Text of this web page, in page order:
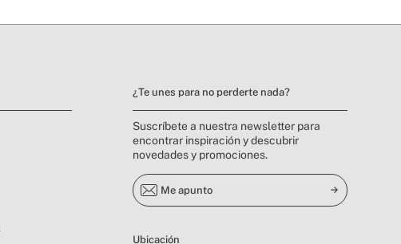
¿Te unes para no perderte nada?
Suscríbete a nuestra newsletter para
encontrar inspiración y descubrir
novedades y promociones.
Me apunto
Ubicación